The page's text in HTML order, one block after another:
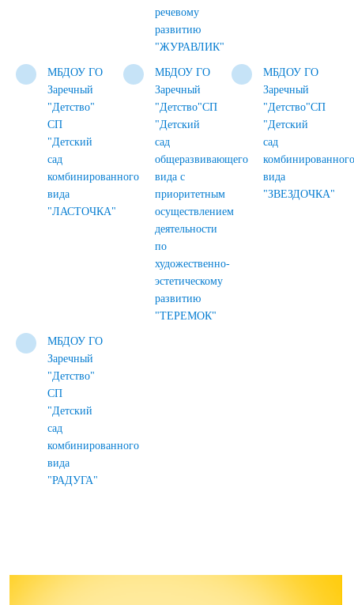
речевому
развитию
"ЖУРАВЛИК"
МБДОУ ГО
Заречный
"Детство"
СП
"Детский
сад
комбинированного
вида
"ЛАСТОЧКА"
МБДОУ ГО
Заречный
"Детство"СП
"Детский
сад
общеразвивающего
вида с
приоритетным
осуществлением
деятельности
по
художественно-
эстетическому
развитию
"ТЕРЕМОК"
МБДОУ ГО
Заречный
"Детство"СП
"Детский
сад
комбинированного
вида
"ЗВЕЗДОЧКА"
МБДОУ ГО
Заречный
"Детство"
СП
"Детский
сад
комбинированного
вида
"РАДУГА"